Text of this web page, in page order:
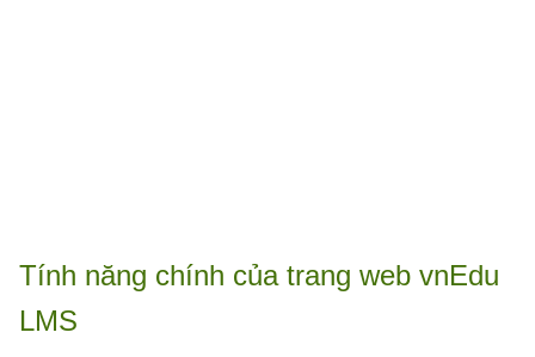
Tính năng chính của trang web vnEdu
LMS